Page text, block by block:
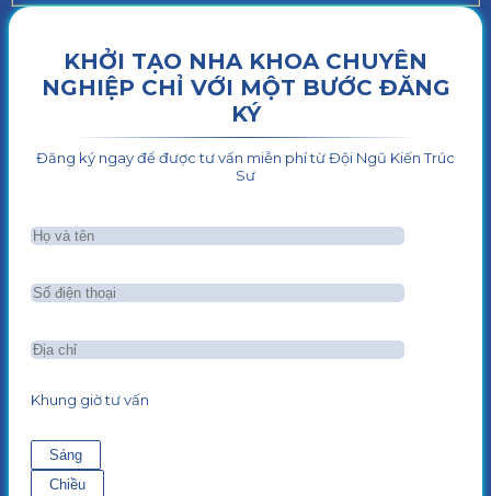
KHỞI TẠO NHA KHOA CHUYÊN
NGHIỆP CHỈ VỚI MỘT BƯỚC ĐĂNG
KÝ
Đăng ký ngay để được tư vấn miễn phí từ Đội Ngũ Kiến Trúc
Sư
Khung giờ tư vấn
Sáng
Chiều